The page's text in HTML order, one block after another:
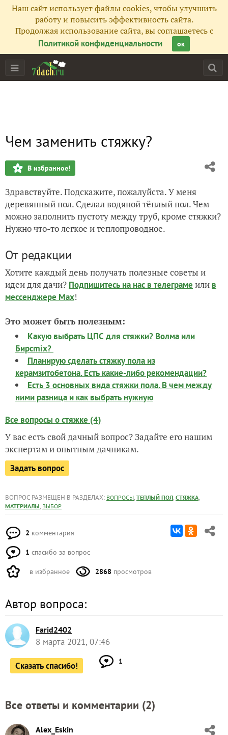
Наш сайт использует файлы cookies, чтобы улучшить
работу и повысить эффективность сайта.
Продолжая использование сайта, вы соглашаетесь с
Политикой конфиденциальности
ок
Чем заменить стяжку?
В избранное!
Здравствуйте. Подскажите, пожалуйста. У меня
деревянный пол. Сделал водяной тёплый пол. Чем
можно заполнить пустоту между труб, кроме стяжки?
Нужно что-то легкое и теплопроводное.
От редакции
Хотите каждый день получать полезные советы и
идеи для дачи? Подпишитесь на нас в телеграме или в
мессенджере Max!
Это может быть полезным:
Какую выбрать ЦПС для стяжки? Волма или
Бирсmix?
Планирую сделать стяжку пола из
керамзитобетона. Есть какие-либо рекомендации?
Есть 3 основных вида стяжки пола. В чем между
ними разница и как выбрать нужную
Все вопросы о стяжке (4)
У вас есть свой дачный вопрос? Задайте его нашим
экспертам и опытным дачникам.
Задать вопрос
ВОПРОС РАЗМЕЩЕН В РАЗДЕЛАХ: ВОПРОСЫ, ТЕПЛЫЙ ПОЛ, СТЯЖКА,
МАТЕРИАЛЫ, ВЫБОР
2 комментария
1 спасибо за вопрос
в избранное 2868 просмотров
Автор вопроса:
Farid2402
8 марта 2021, 07:46
Сказать спасибо! 1
Все ответы и комментарии (2)
Alex_Eskin